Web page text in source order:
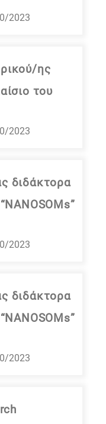
2023
ης
του
2023
διδάκτορα
2023
διδάκτορα
2023